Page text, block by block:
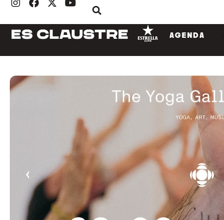
AGENDA
‹